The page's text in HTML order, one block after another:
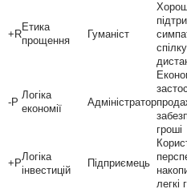
+R
Етика
прощення
Гуманіст
-P
Логіка
економії
Адміністратор
гроші
+P
Логіка
інвестицій
Підприємець
легкі